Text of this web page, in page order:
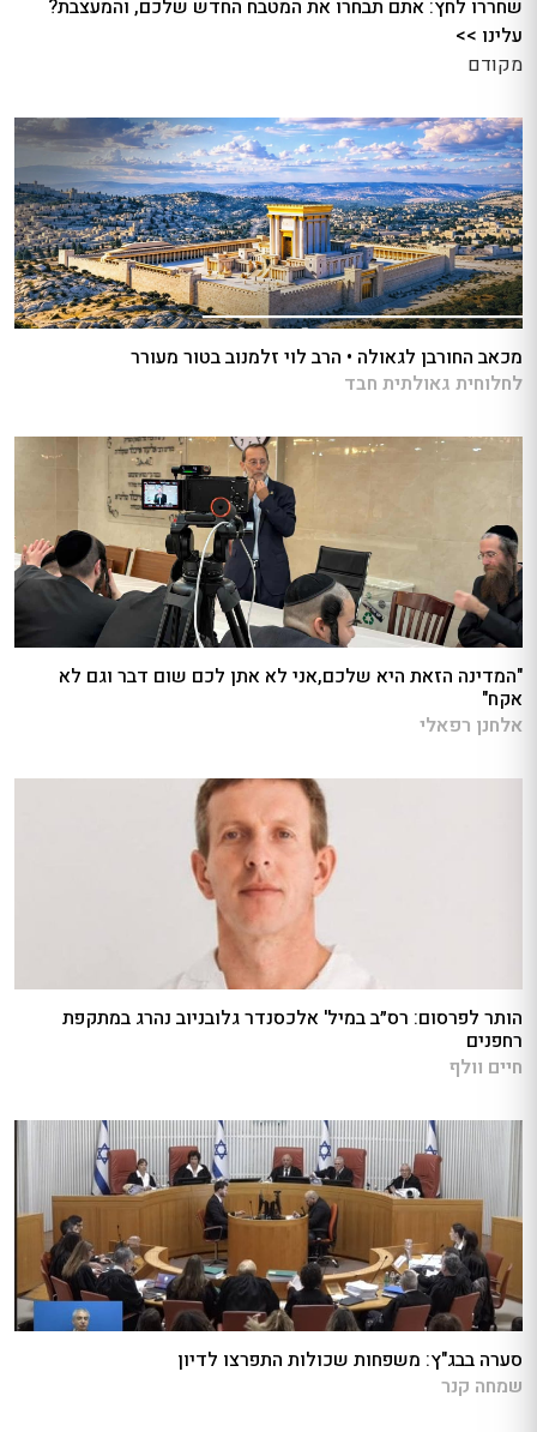
שחררו לחץ: אתם תבחרו את המטבח החדש שלכם, והמעצבת?
עלינו >>
מקודם
מכאב החורבן לגאולה • הרב לוי זלמנוב בטור מעורר
לחלוחית גאולתית חבד
"המדינה הזאת היא שלכם,אני לא אתן לכם שום דבר וגם לא
אקח"
אלחנן רפאלי
הותר לפרסום: רס״ב במיל' אלכסנדר גלובניוב נהרג במתקפת
רחפנים
חיים וולף
סערה בבג"ץ: משפחות שכולות התפרצו לדיון
שמחה קנר